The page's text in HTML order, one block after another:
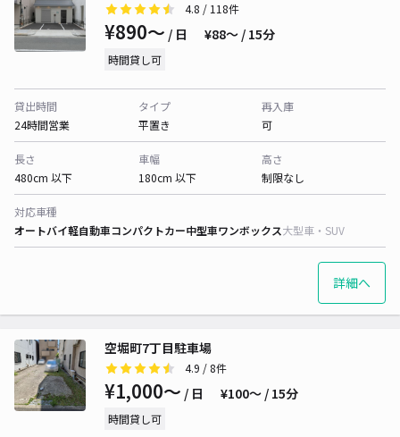
4.8 / 118件
¥890〜 / 日 ¥88〜 / 15分
時間貸し可
貸出時間
24時間営業
タイプ
平置き
再入庫
可
長さ
480cm 以下
車幅
180cm 以下
高さ
制限なし
対応車種
オートバイ軽自動車コンパクトカー中型車ワンボックス大型車・SUV
詳細へ
空堀町7丁目駐車場
4.9 / 8件
¥1,000〜 / 日 ¥100〜 / 15分
時間貸し可